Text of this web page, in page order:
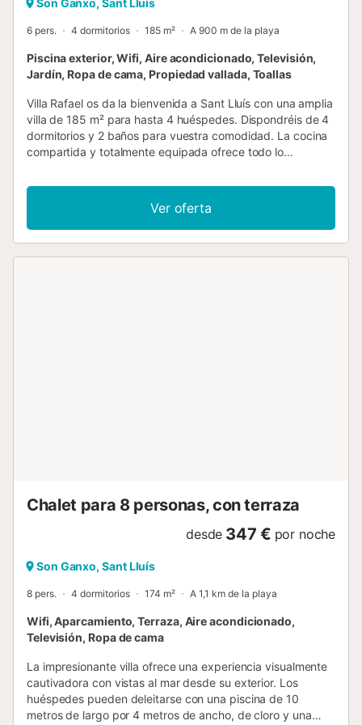
6 pers. 4 dormitorios 185 m² A 900 m de la playa
Piscina exterior, Wifi, Aire acondicionado, Televisión,
Jardín, Ropa de cama, Propiedad vallada, Toallas
Villa Rafael os da la bienvenida a Sant Lluís con una amplia
villa de 185 m² para hasta 4 huéspedes. Dispondréis de 4
dormitorios y 2 baños para vuestra comodidad. La cocina
compartida y totalmente equipada ofrece todo lo
comodidades se incluyen aire acondicionado privado, Wi-
Fi apto para videollamadas, TV, lavadora y un espacio de
trabajo dedicado. Las familias con niños pequeños
apreciarán la cuna y la trona disponibles. Salid al exterior
Ver oferta
Chalet para 8 personas, con terraza
desde 347 € por noche
Son Ganxo, Sant Lluís
8 pers. 4 dormitorios 174 m² A 1,1 km de la playa
Wifi, Aparcamiento, Terraza, Aire acondicionado,
Televisión, Ropa de cama
La impresionante villa ofrece una experiencia visualmente
cautivadora con vistas al mar desde su exterior. Los
huéspedes pueden deleitarse con una piscina de 10
metros de largo por 4 metros de ancho, de cloro y una